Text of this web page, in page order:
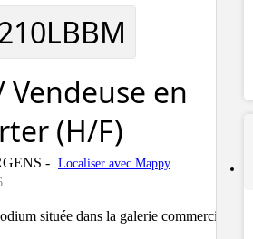
en
(H/F)
- Localiser avec Mappy
située dans la galerie commerciale